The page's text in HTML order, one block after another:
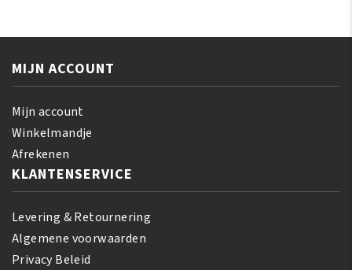
aantal
Brightening
aantal
MIJN ACCOUNT
Mijn account
Winkelmandje
Afrekenen
KLANTENSERVICE
Levering & Retournering
Algemene voorwaarden
Privacy Beleid